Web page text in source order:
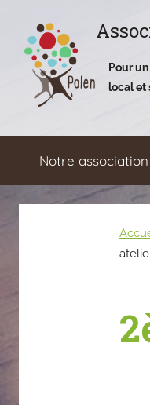
contenu
Pour
local et
Notre association